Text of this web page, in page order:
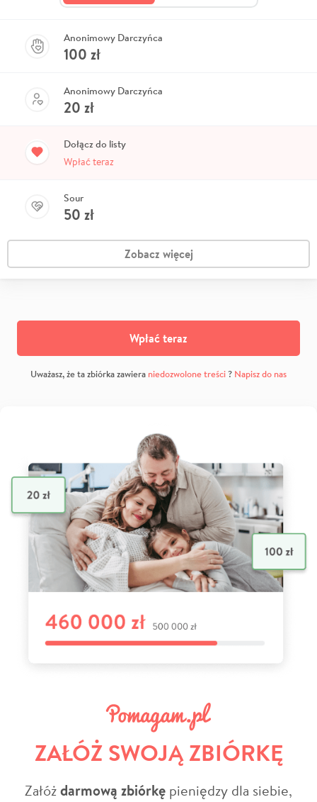
Anonimowy Darczyńca
100 zł
Anonimowy Darczyńca
20 zł
Dołącz do listy
Wpłać teraz
Sour
50 zł
Zobacz więcej
Wpłać teraz
Uważasz, że ta zbiórka zawiera niedozwolone treści? Napisz do nas
ZAŁÓŻ SWOJĄ ZBIÓRKĘ
Załóżdarmową zbiórkę pieniędzy dla siebie,